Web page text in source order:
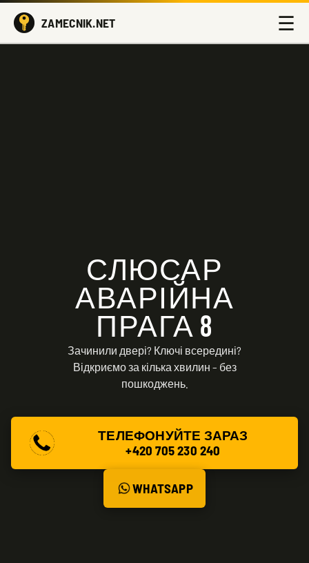
ZAMECNIK.NET ☰
СЛЮСАР
АВАРІЙНА
ПРАГА 8
Зачинили двері? Ключі всередині?
Відкриємо за кілька хвилин – без
пошкоджень.
ТЕЛЕФОНУЙТЕ ЗАРАЗ
+420 705 230 240
WHATSAPP